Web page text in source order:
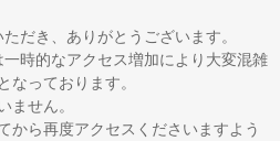
だき、ありがとうございます。
時的なアクセス増加により大変混雑
なっております。
ません。
から再度アクセスくださいますよう